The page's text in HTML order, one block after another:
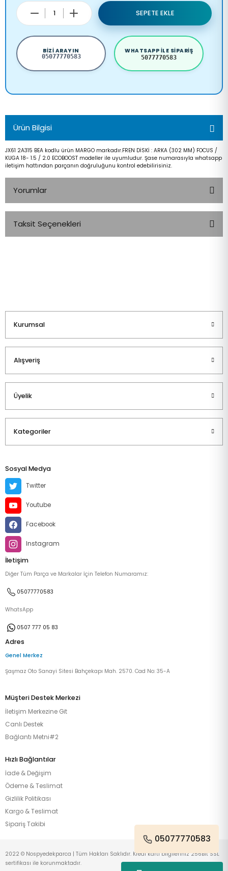
SEPETE EKLE
BIZI ARAYIN
05077770583
WHATSAPP ILE SIPARIŞ
5077770583
Ürün Bilgisi
JX61 2A315 BEA kodlu ürün MARGO markadır.FREN DİSKİ : ARKA (302 MM) FOCUS /
KUGA 18- 1.5 / 2.0 ECOBOOST modeller ile uyumludur. Şase numarasıyla whatsapp
iletişim hattından parçanın doğruluğunu kontrol edebilirisiniz.
Yorumlar
Taksit Seçenekleri
Kurumsal
Alışveriş
Üyelik
Kategoriler
Sosyal Medya
Twitter
Youtube
Facebook
Instagram
İletişim
Diğer Tüm Parça ve Markalar İçin Telefon Numaramız:
05077770583
WhatsApp
0507 777 05 83
Adres
Genel Merkez
Şaşmaz Oto Sanayi Sitesi Bahçekapı Mah. 2570. Cad No: 35-A
Müşteri Destek Merkezi
İletişim Merkezine Git
Canlı Destek
Bağlantı Metni#2
Hızlı Bağlantılar
İade & Değişim
Ödeme & Teslimat
Gizlilik Politikası
Kargo & Teslimat
Sipariş Takibi
05077770583
2022 © Nospyedekparca | Tüm Hakları Saklıdır. Kredi kartı bilgileriniz 256Bit SSL
sertifikası ile korunmaktadır.